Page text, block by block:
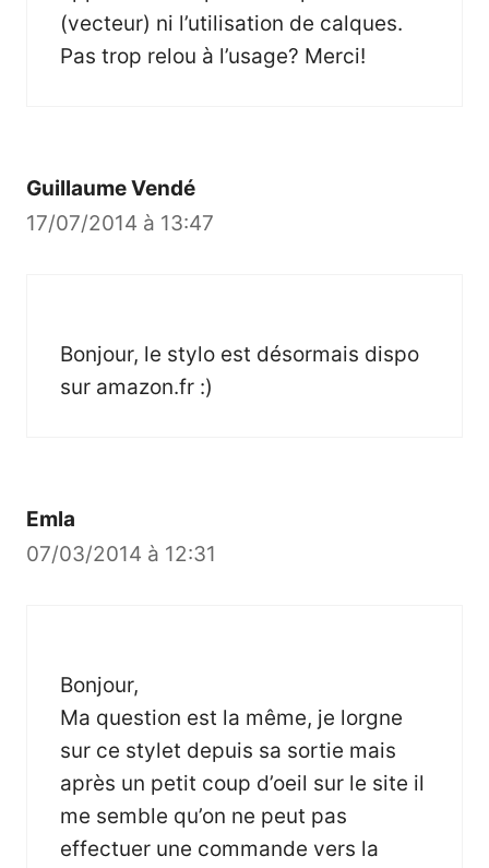
(vecteur) ni l’utilisation de calques.
Pas trop relou à l’usage? Merci!
Guillaume Vendé
17/07/2014 à 13:47
Bonjour, le stylo est désormais dispo
sur amazon.fr :)
Emla
07/03/2014 à 12:31
Bonjour,
Ma question est la même, je lorgne
sur ce stylet depuis sa sortie mais
après un petit coup d’oeil sur le site il
me semble qu’on ne peut pas
effectuer une commande vers la